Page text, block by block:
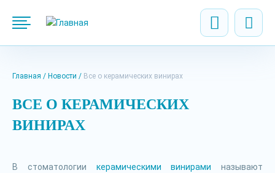
Главная Новости Все о керамических винирах
ВСЕ О КЕРАМИЧЕСКИХ
ВИНИРАХ
В стоматологии керамическими винирами называют